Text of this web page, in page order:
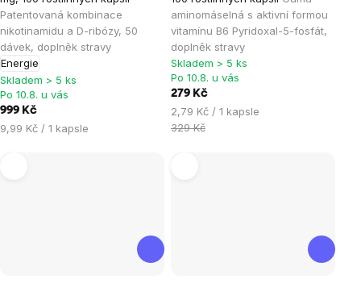
Patentovaná kombinace
nikotinamidu a D-ribózy, 50
dávek, doplněk stravy
Energie
produktu
je
4,8
z
5
hvězdiček.
Skladem > 5 ks
Po 10.8. u vás
999 Kč
Měrná
9,99 Kč / 1 kapsle
aminomáselná s aktivní formou
vitamínu B6 Pyridoxal-5-fosfát,
doplněk stravy
produktu
je
4,7
z
5
hvězdiček.
Skladem > 5 ks
Po 10.8. u vás
279 Kč
Měrná
cena:
2,79 Kč / 1 kapsle
329 Kč